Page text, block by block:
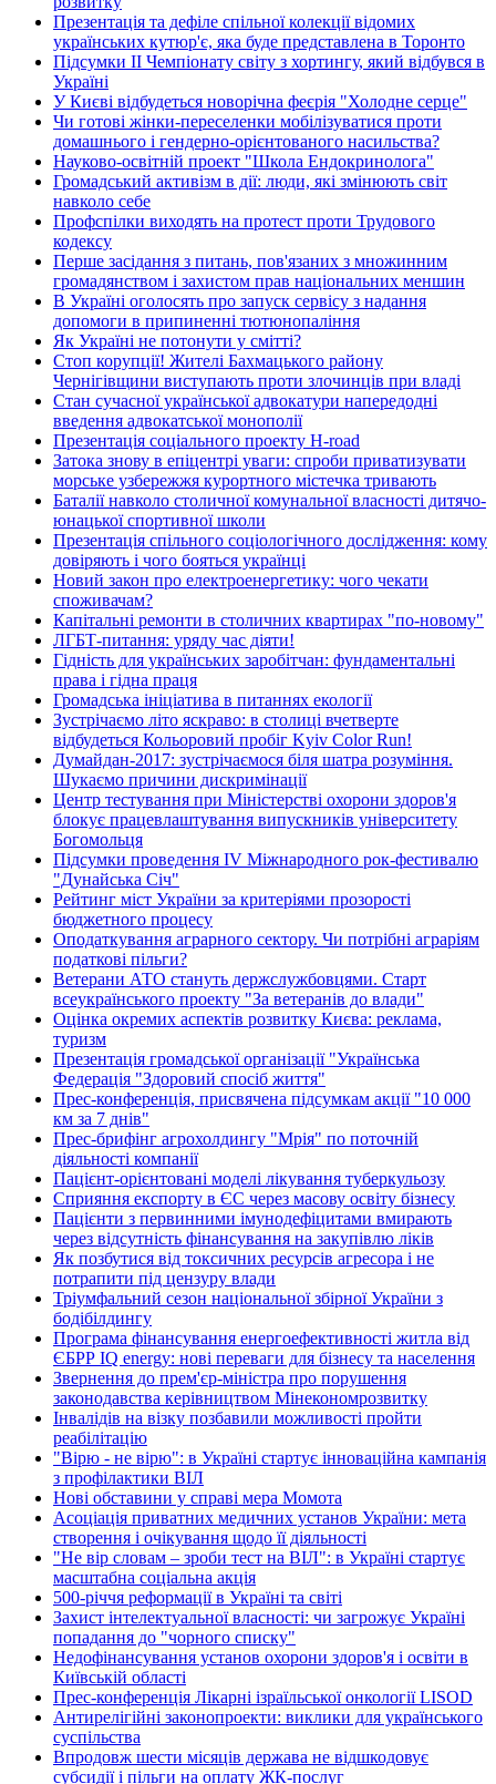
Презентація та дефіле спільної колекції відомих
українських кутюр'є, яка буде представлена в Торонто
Підсумки ІІ Чемпіонату світу з хортингу, який відбувся в
Україні
У Києві відбудеться новорічна феєрія "Холодне серце"
Чи готові жінки-переселенки мобілізуватися проти
домашнього і гендерно-орієнтованого насильства?
Науково-освітній проект "Школа Ендокринолога"
Громадський активізм в дії: люди, які змінюють світ
навколо себе
Профспілки виходять на протест проти Трудового
кодексу
Перше засідання з питань, пов'язаних з множинним
громадянством і захистом прав національних меншин
В Україні оголосять про запуск сервісу з надання
допомоги в припиненні тютюнопаління
Як Україні не потонути у смітті?
Стоп корупції! Жителі Бахмацького району
Чернігівщини виступають проти злочинців при владі
Стан сучасної української адвокатури напередодні
введення адвокатської монополії
Презентація соціального проекту H-road
Затока знову в епіцентрі уваги: спроби приватизувати
морське узбережжя курортного містечка тривають
Баталії навколо столичної комунальної власності дитячо-
юнацької спортивної школи
Презентація спільного соціологічного дослідження: кому
довіряють і чого бояться українці
Новий закон про електроенергетику: чого чекати
споживачам?
Капітальні ремонти в столичних квартирах "по-новому"
ЛГБТ-питання: уряду час діяти!
Гідність для українських заробітчан: фундаментальні
права і гідна праця
Громадська ініціатива в питаннях екології
Зустрічаємо літо яскраво: в столиці вчетверте
відбудеться Кольоровий пробіг Kyiv Color Run!
Думайдан-2017: зустрічаємося біля шатра розуміння.
Шукаємо причини дискримінації
Центр тестування при Міністерстві охорони здоров'я
блокує працевлаштування випускників університету
Богомольця
Підсумки проведення IV Міжнародного рок-фестивалю
"Дунайська Січ"
Рейтинг міст України за критеріями прозорості
бюджетного процесу
Оподаткування аграрного сектору. Чи потрібні аграріям
податкові пільги?
Ветерани АТО стануть держслужбовцями. Старт
всеукраїнського проекту "За ветеранів до влади"
Оцінка окремих аспектів розвитку Києва: реклама,
туризм
Презентація громадської організації "Українська
Федерація "Здоровий спосіб життя"
Прес-конференція, присвячена підсумкам акції "10 000
км за 7 днів"
Прес-брифінг агрохолдингу "Мрія" по поточній
діяльності компанії
Пацієнт-орієнтовані моделі лікування туберкульозу
Сприяння експорту в ЄС через масову освіту бізнесу
Пацієнти з первинними імунодефіцитами вмирають
через відсутність фінансування на закупівлю ліків
Як позбутися від токсичних ресурсів агресора і не
потрапити під цензуру влади
Тріумфальний сезон національної збірної України з
бодібілдингу
Програма фінансування енергоефективності житла від
ЄБРР IQ energy: нові переваги для бізнесу та населення
Звернення до прем'єр-міністра про порушення
законодавства керівництвом Мінекономрозвитку
Інвалідів на візку позбавили можливості пройти
реабілітацію
"Вірю - не вірю": в Україні стартує інноваційна кампанія
з профілактики ВІЛ
Нові обставини у справі мера Момота
Асоціація приватних медичних установ України: мета
створення і очікування щодо її діяльності
"Не вір словам – зроби тест на ВІЛ": в Україні стартує
масштабна соціальна акція
500-річчя реформації в Україні та світі
Захист інтелектуальної власності: чи загрожує Україні
попадання до "чорного списку"
Недофінансування установ охорони здоров'я і освіти в
Київській області
Прес-конференція Лікарні ізраїльської онкології LISOD
Антирелігійні законопроекти: виклики для українського
суспільства
Впродовж шести місяців держава не відшкодовує
субсидії і пільги на оплату ЖК-послуг